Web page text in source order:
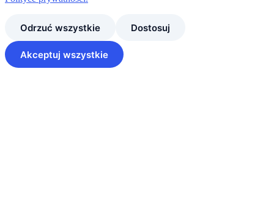
Odrzuć wszystkie Dostosuj
Akceptuj wszystkie